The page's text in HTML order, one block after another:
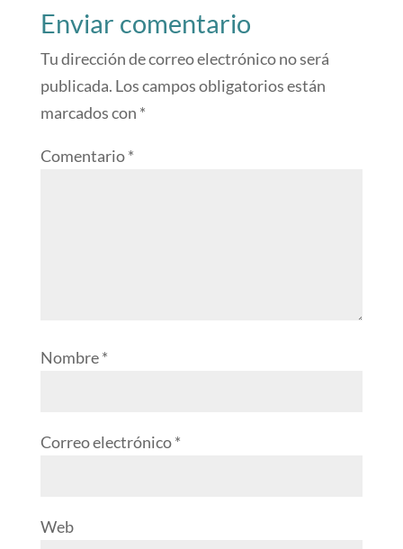
Enviar comentario
Tu dirección de correo electrónico no será
publicada. Los campos obligatorios están
marcados con *
Comentario*
Nombre*
Correo electrónico*
Web